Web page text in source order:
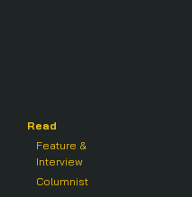
Read
Feature &
Interview
Columnist